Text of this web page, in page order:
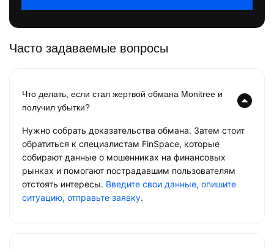
Часто задаваемые вопросы
Что делать, если стал жертвой обмана Monitree и
получил убытки?
Нужно собрать доказательства обмана. Затем стоит
обратиться к специалистам FinSpace, которые
собирают данные о мошенниках на финансовых
рынках и помогают пострадавшим пользователям
отстоять интересы. Введите свои данные, опишите
ситуацию, отправьте заявку.